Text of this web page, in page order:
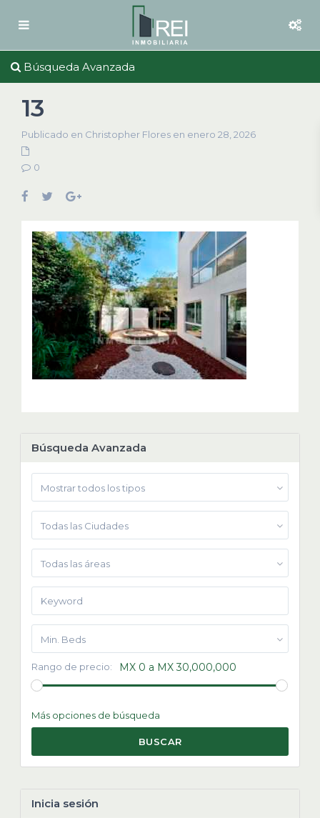
Búsqueda Avanzada
13
Publicado en Christopher Flores en enero 28, 2026
0
Búsqueda Avanzada
Mostrar todos los tipos
Todas las Ciudades
Todas las áreas
Min. Beds
Rango de precio: MX 0 a MX 30,000,000
Más opciones de búsqueda
BUSCAR
Inicia sesión